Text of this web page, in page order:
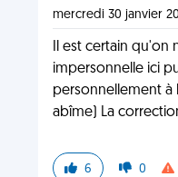
mercredi 30 janvier
Il est certain qu'on
impersonnelle ici
personnellement à
abîme) La
6 0